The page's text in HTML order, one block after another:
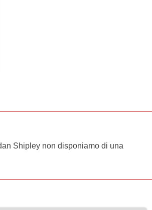
Shipley non disponiamo di una